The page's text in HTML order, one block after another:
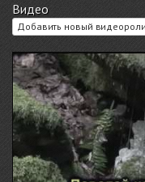
Видео
Добавить новый